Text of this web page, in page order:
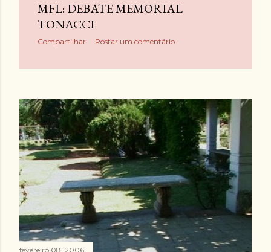
MFL: DEBATE MEMORIAL
TONACCI
Compartilhar Postar um comentário
fevereiro 08, 2006